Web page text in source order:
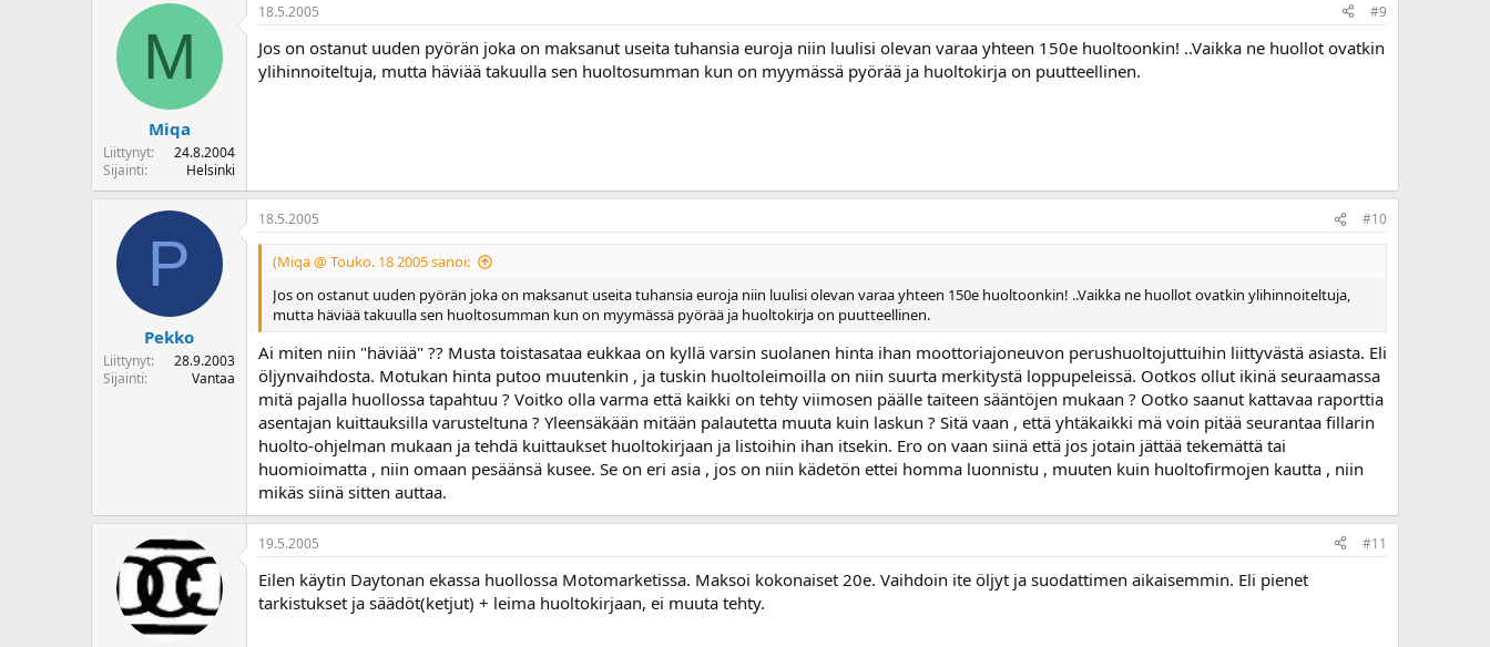
M
Miqa
Liittynyt
24.8.2004
Sijainti
Helsinki
18.5.2005 #9
Jos on ostanut uuden pyörän joka on maksanut useita tuhansia euroja niin luulisi olevan varaa yhteen 150e huoltoonkin! ..Vaikka ne huollot ovatkin
ylihinnoiteltuja, mutta häviää takuulla sen huoltosumman kun on myymässä pyörää ja huoltokirja on puutteellinen.
P
Pekko
Liittynyt
28.9.2003
Sijainti
Vantaa
18.5.2005 #10
(Miqa @ Touko. 18 2005 sanoi:
Jos on ostanut uuden pyörän joka on maksanut useita tuhansia euroja niin luulisi olevan varaa yhteen 150e huoltoonkin! ..Vaikka ne huollot ovatkin ylihinnoiteltuja,
mutta häviää takuulla sen huoltosumman kun on myymässä pyörää ja huoltokirja on puutteellinen.
Ai miten niin "häviää" ?? Musta toistasataa eukkaa on kyllä varsin suolanen hinta ihan moottoriajoneuvon perushuoltojuttuihin liittyvästä asiasta. Eli
öljynvaihdosta. Motukan hinta putoo muutenkin , ja tuskin huoltoleimoilla on niin suurta merkitystä loppupeleissä. Ootkos ollut ikinä seuraamassa
mitä pajalla huollossa tapahtuu ? Voitko olla varma että kaikki on tehty viimosen päälle taiteen sääntöjen mukaan ? Ootko saanut kattavaa raporttia
asentajan kuittauksilla varusteltuna ? Yleensäkään mitään palautetta muuta kuin laskun ? Sitä vaan , että yhtäkaikki mä voin pitää seurantaa fillarin
huolto-ohjelman mukaan ja tehdä kuittaukset huoltokirjaan ja listoihin ihan itsekin. Ero on vaan siinä että jos jotain jättää tekemättä tai
huomioimatta , niin omaan pesäänsä kusee. Se on eri asia , jos on niin kädetön ettei homma luonnistu , muuten kuin huoltofirmojen kautta , niin
mikäs siinä sitten auttaa.
19.5.2005 #11
Eilen käytin Daytonan ekassa huollossa Motomarketissa. Maksoi kokonaiset 20e. Vaihdoin ite öljyt ja suodattimen aikaisemmin. Eli pienet
tarkistukset ja säädöt(ketjut) + leima huoltokirjaan, ei muuta tehty.